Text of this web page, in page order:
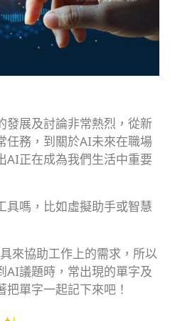
展及討論非常熱烈， 從新
務， 到關於AI未來在職場
AI正在成為我們生活中重要
嗎， 比如虛擬助手或智慧
來協助工作上的需求， 所以
AI議題時， 常出現的單字及
單字一起記下來吧！